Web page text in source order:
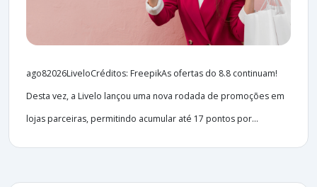
ago82026LiveloCréditos: FreepikAs ofertas do 8.8 continuam!
Desta vez, a Livelo lançou uma nova rodada de promoções em
lojas parceiras, permitindo acumular até 17 pontos por...